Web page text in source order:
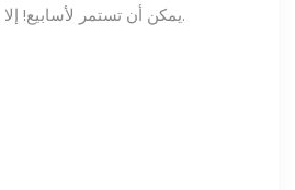
يمكن أن تستمر لأسابيع! إلا إذا حصل عليها أخي الأكبر.